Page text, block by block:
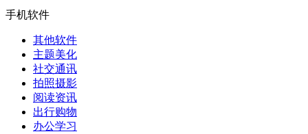
手机软件
其他软件
主题美化
社交通讯
拍照摄影
阅读资讯
出行购物
办公学习